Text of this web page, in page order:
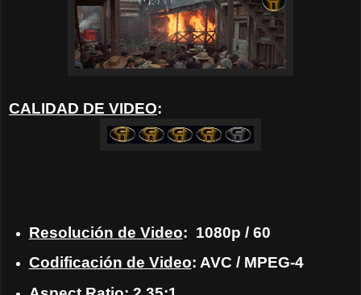
CALIDAD DE VIDEO:
Resolución de Video: 1080p / 60
Codificación de Video: AVC / MPEG-4